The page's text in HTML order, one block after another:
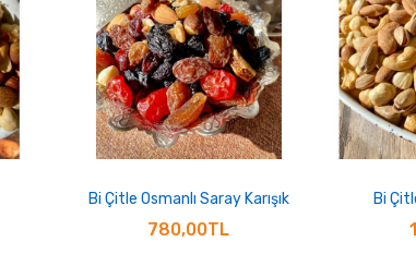
Bi Çitle Osmanlı Saray Karışık
780,00TL
Bi